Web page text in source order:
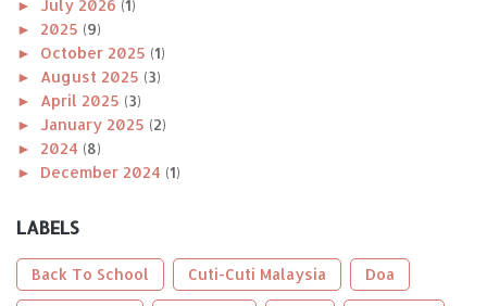
► July 2026 (1)
► 2025 (9)
► October 2025 (1)
► August 2025 (3)
► April 2025 (3)
► January 2025 (2)
► 2024 (8)
► December 2024 (1)
► October 2024
► April 2024 (1)
►January 2024(2)
LABELS
Back To School Cuti-Cuti Malaysia Doa